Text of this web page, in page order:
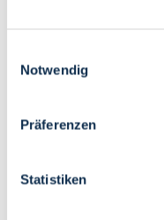
Notwendig
Präferenzen
Statistiken